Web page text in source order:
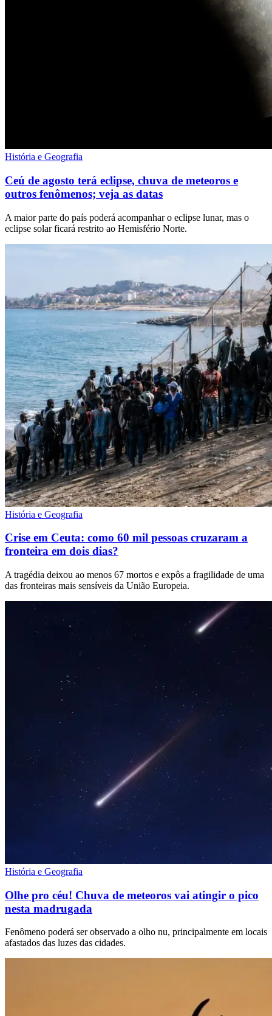
História e Geografia
Ceú de agosto terá eclipse, chuva de meteoros e
outros fenômenos; veja as datas
A maior parte do país poderá acompanhar o eclipse lunar, mas o
eclipse solar ficará restrito ao Hemisfério Norte.
História e Geografia
Crise em Ceuta: como 60 mil pessoas cruzaram a
fronteira em dois dias?
A tragédia deixou ao menos 67 mortos e expôs a fragilidade de uma
das fronteiras mais sensíveis da União Europeia.
História e Geografia
Olhe pro céu! Chuva de meteoros vai atingir o pico
nesta madrugada
Fenômeno poderá ser observado a olho nu, principalmente em locais
afastados das luzes das cidades.